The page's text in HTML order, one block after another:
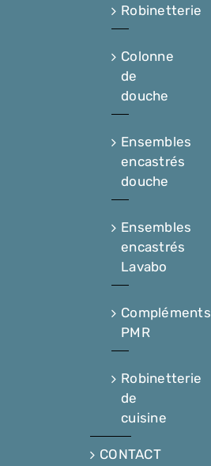
Robinetterie
Colonne
de
douche
Ensembles
encastrés
douche
Ensembles
encastrés
Lavabo
Compléments
PMR
Robinetterie
de
cuisine
CONTACT